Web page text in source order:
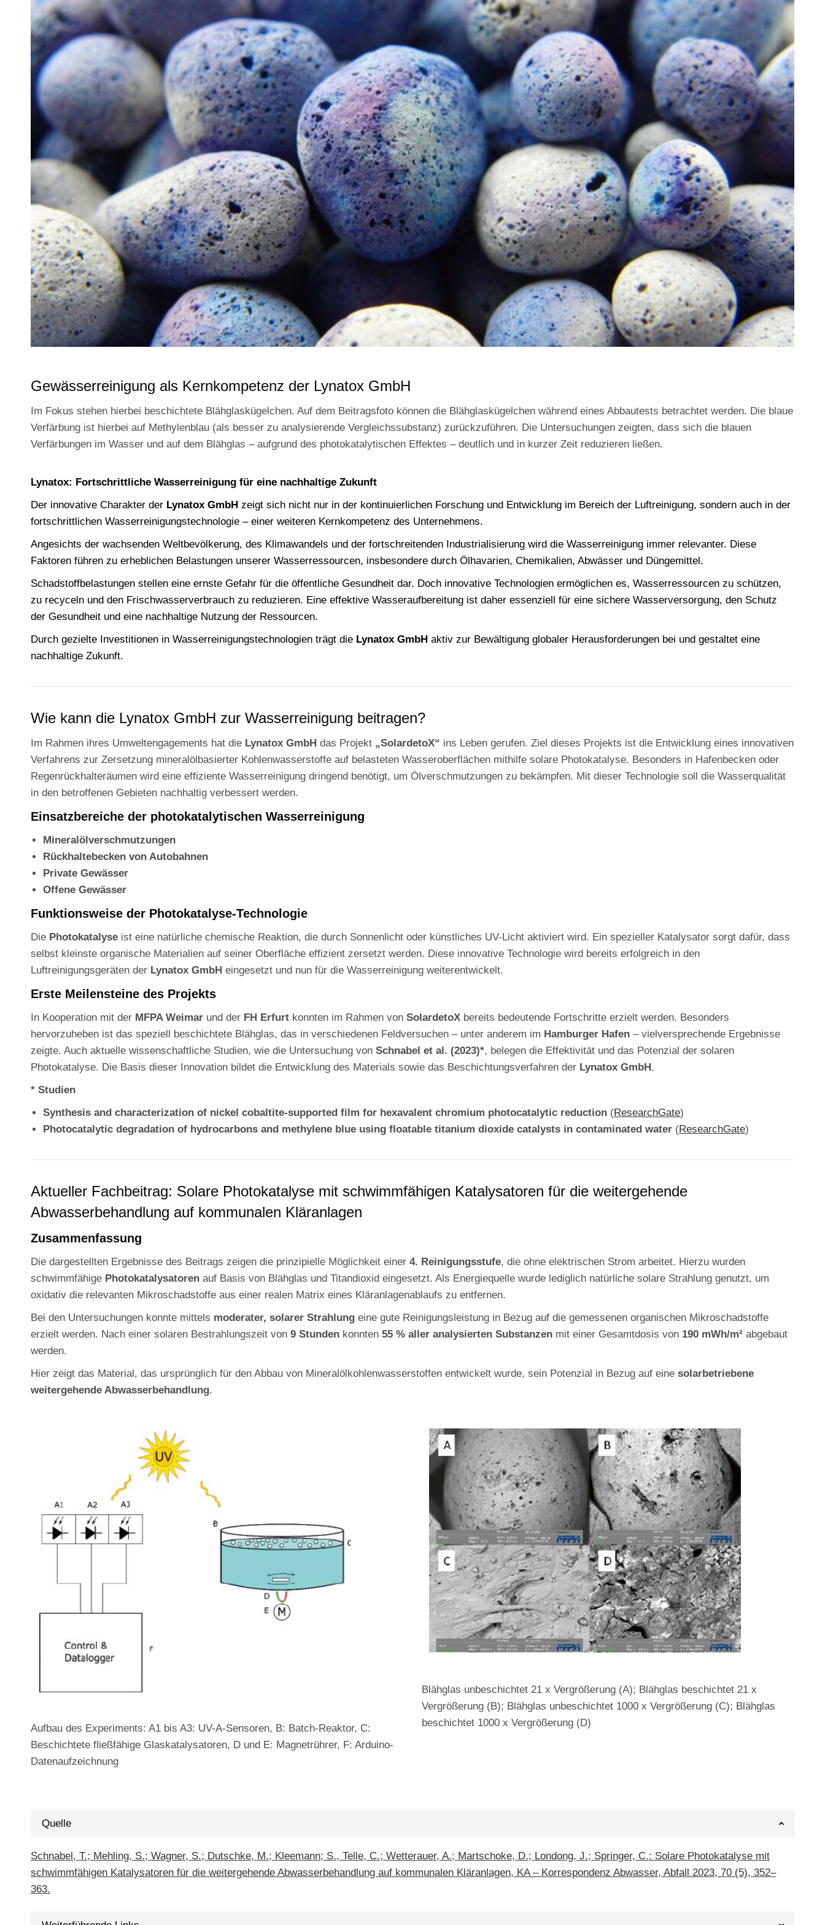
Gewässerreinigung als Kernkompetenz der Lynatox GmbH
Im Fokus stehen hierbei beschichtete Blähglaskügelchen. Auf dem Beitragsfoto können die Blähglaskügelchen während eines Abbautests betrachtet werden. Die blaue
Verfärbung ist hierbei auf Methylenblau (als besser zu analysierende Vergleichssubstanz) zurückzuführen. Die Untersuchungen zeigten, dass sich die blauen
Verfärbungen im Wasser und auf dem Blähglas – aufgrund des photokatalytischen Effektes – deutlich und in kurzer Zeit reduzieren ließen.
Lynatox: Fortschrittliche Wasserreinigung für eine nachhaltige Zukunft
Der innovative Charakter der Lynatox GmbH zeigt sich nicht nur in der kontinuierlichen Forschung und Entwicklung im Bereich der Luftreinigung, sondern auch in der
fortschrittlichen Wasserreinigungstechnologie – einer weiteren Kernkompetenz des Unternehmens.
Angesichts der wachsenden Weltbevölkerung, des Klimawandels und der fortschreitenden Industrialisierung wird die Wasserreinigung immer relevanter. Diese
Faktoren führen zu erheblichen Belastungen unserer Wasserressourcen, insbesondere durch Ölhavarien, Chemikalien, Abwässer und Düngemittel.
Schadstoffbelastungen stellen eine ernste Gefahr für die öffentliche Gesundheit dar. Doch innovative Technologien ermöglichen es, Wasserressourcen zu schützen,
zu recyceln und den Frischwasserverbrauch zu reduzieren. Eine effektive Wasseraufbereitung ist daher essenziell für eine sichere Wasserversorgung, den Schutz
der Gesundheit und eine nachhaltige Nutzung der Ressourcen.
Durch gezielte Investitionen in Wasserreinigungstechnologien trägt die Lynatox GmbH aktiv zur Bewältigung globaler Herausforderungen bei und gestaltet eine
nachhaltige Zukunft.
Wie kann die Lynatox GmbH zur Wasserreinigung beitragen?
Im Rahmen ihres Umweltengagements hat die Lynatox GmbH das Projekt „SolardetoX“ ins Leben gerufen. Ziel dieses Projekts ist die Entwicklung eines innovativen
Verfahrens zur Zersetzung mineralölbasierter Kohlenwasserstoffe auf belasteten Wasseroberflächen mithilfe solare Photokatalyse. Besonders in Hafenbecken oder
Regenrückhalteräumen wird eine effiziente Wasserreinigung dringend benötigt, um Ölverschmutzungen zu bekämpfen. Mit dieser Technologie soll die Wasserqualität
in den betroffenen Gebieten nachhaltig verbessert werden.
Einsatzbereiche der photokatalytischen Wasserreinigung
Mineralölverschmutzungen
Rückhaltebecken von Autobahnen
Private Gewässer
Offene Gewässer
Funktionsweise der Photokatalyse-Technologie
Die Photokatalyse ist eine natürliche chemische Reaktion, die durch Sonnenlicht oder künstliches UV-Licht aktiviert wird. Ein spezieller Katalysator sorgt dafür, dass
selbst kleinste organische Materialien auf seiner Oberfläche effizient zersetzt werden. Diese innovative Technologie wird bereits erfolgreich in den
Luftreinigungsgeräten der Lynatox GmbH eingesetzt und nun für die Wasserreinigung weiterentwickelt.
Erste Meilensteine des Projekts
In Kooperation mit der MFPA Weimar und der FH Erfurt konnten im Rahmen von SolardetoX bereits bedeutende Fortschritte erzielt werden. Besonders
hervorzuheben ist das speziell beschichtete Blähglas, das in verschiedenen Feldversuchen – unter anderem im Hamburger Hafen – vielversprechende Ergebnisse
zeigte. Auch aktuelle wissenschaftliche Studien, wie die Untersuchung von Schnabel et al. (2023)*, belegen die Effektivität und das Potenzial der solaren
Photokatalyse. Die Basis dieser Innovation bildet die Entwicklung des Materials sowie das Beschichtungsverfahren der Lynatox GmbH.
* Studien
Synthesis and characterization of nickel cobaltite-supported film for hexavalent chromium photocatalytic reduction (ResearchGate)
Photocatalytic degradation of hydrocarbons and methylene blue using floatable titanium dioxide catalysts in contaminated water (ResearchGate)
Aktueller Fachbeitrag: Solare Photokatalyse mit schwimmfähigen Katalysatoren für die weitergehende
Abwasserbehandlung auf kommunalen Kläranlagen
Zusammenfassung
Die dargestellten Ergebnisse des Beitrags zeigen die prinzipielle Möglichkeit einer 4. Reinigungsstufe, die ohne elektrischen Strom arbeitet. Hierzu wurden
schwimmfähige Photokatalysatoren auf Basis von Blähglas und Titandioxid eingesetzt. Als Energiequelle wurde lediglich natürliche solare Strahlung genutzt, um
oxidativ die relevanten Mikroschadstoffe aus einer realen Matrix eines Kläranlagenablaufs zu entfernen.
Bei den Untersuchungen konnte mittels moderater, solarer Strahlung eine gute Reinigungsleistung in Bezug auf die gemessenen organischen Mikroschadstoffe
erzielt werden. Nach einer solaren Bestrahlungszeit von 9 Stunden konnten 55 % aller analysierten Substanzen mit einer Gesamtdosis von 190 mWh/m² abgebaut
werden.
Hier zeigt das Material, das ursprünglich für den Abbau von Mineralölkohlenwasserstoffen entwickelt wurde, sein Potenzial in Bezug auf eine solarbetriebene
weitergehende Abwasserbehandlung.
Aufbau des Experiments: A1 bis A3: UV-A-Sensoren, B: Batch-Reaktor, C:
Beschichtete fließfähige Glaskatalysatoren, D und E: Magnetrührer, F: Arduino-
Datenaufzeichnung
Blähglas unbeschichtet 21 x Vergrößerung (A); Blähglas beschichtet 21 x
Vergrößerung (B); Blähglas unbeschichtet 1000 x Vergrößerung (C); Blähglas
beschichtet 1000 x Vergrößerung (D)
Quelle
Schnabel, T.; Mehling, S.; Wagner, S.; Dutschke, M.; Kleemann; S., Telle, C.; Wetterauer, A.; Martschoke, D.; Londong, J.; Springer, C.: Solare Photokatalyse mit
schwimmfähigen Katalysatoren für die weitergehende Abwasserbehandlung auf kommunalen Kläranlagen, KA – Korrespondenz Abwasser, Abfall 2023, 70 (5), 352–
363.